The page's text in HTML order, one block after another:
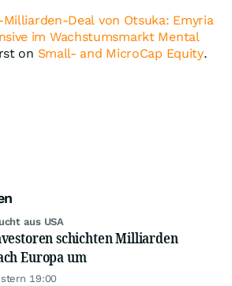
Deal von Otsuka: Emyria
im Wachstumsmarkt Mental
on Small- and MicroCap Equity.
aus USA
schichten Milliarden
Europa um
19:00